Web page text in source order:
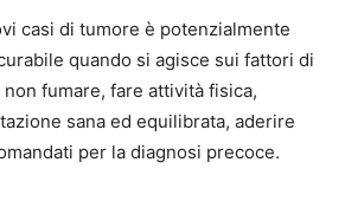
casi di tumore è potenzialmente
quando si agisce sui fattori di
fumare, fare attività fisica,
sana ed equilibrata, aderire
per la diagnosi precoce.